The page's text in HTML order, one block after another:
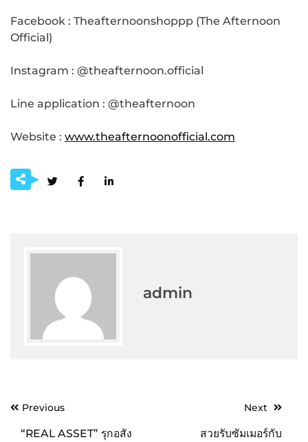
Facebook : Theafternoonshoppp (The Afternoon
Official)
Instagram : @theafternoon.official
Line application : @theafternoon
Website : www.theafternoonofficial.com
admin
PostPrevious
“REAL ASSET” รุกอสัง
Next
สวยรับซัมเมอร์กับ